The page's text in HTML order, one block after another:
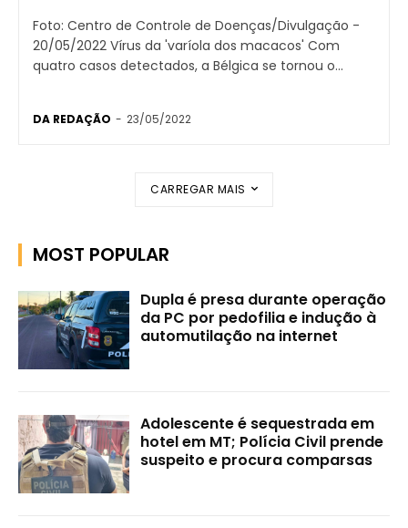
Foto: Centro de Controle de Doenças/Divulgação -
20/05/2022 Vírus da 'varíola dos macacos' Com
quatro casos detectados, a Bélgica se tornou o...
DA REDAÇÃO - 23/05/2022
CARREGAR MAIS
MOST POPULAR
Dupla é presa durante operação
da PC por pedofilia e indução à
automutilação na internet
Adolescente é sequestrada em
hotel em MT; Polícia Civil prende
suspeito e procura comparsas